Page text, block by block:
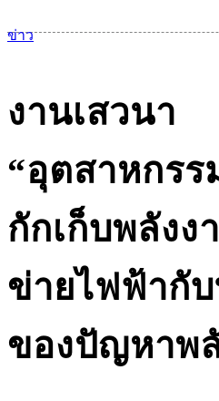
ข่าว
งานเสวนา
“อุตสาหกรร
กักเก็บพลังง
ข่ายไฟฟ้ากั
ของปัญหาพ